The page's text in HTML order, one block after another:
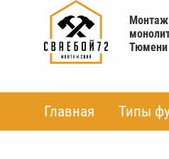
Монтаж
Тюмени
Главная Типы
Главная Типы